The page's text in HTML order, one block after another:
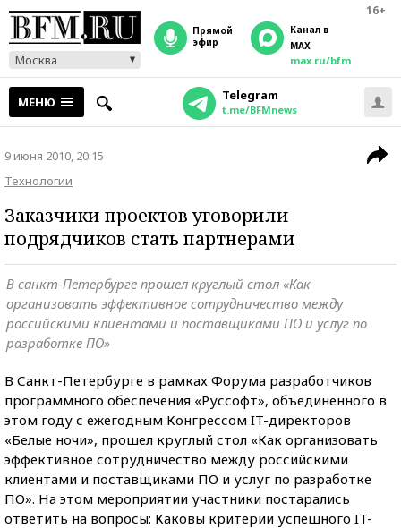
16+
Москва
прямой
эфир
Канал в
MAX
max.ru/bfm
МЕНЮ Telegram
t.me/BFMnews
9 июня 2010, 20:15
Технологии
Заказчики проектов уговорили
подрядчиков стать партнерами
В санкт-Петербурге прошел круглый стол «Как
организовать эффективное сотрудничество между
российскими клиентами и поставщиками ПО и услуг по
разработке ПО»
В Санкт-Петербурге в рамках Форума разработчиков
программного обеспечения «Руссофт», объединенного в
этом году с ежегодным Конгрессом IT-директоров
«Белые ночи», прошел круглый стол «Как организовать
эффективное сотрудничество между российскими
клиентами и поставщиками ПО и услуг по разработке
ПО». На этом мероприятии участники постарались
ответить на вопросы: Каковы критерии успешного IT-